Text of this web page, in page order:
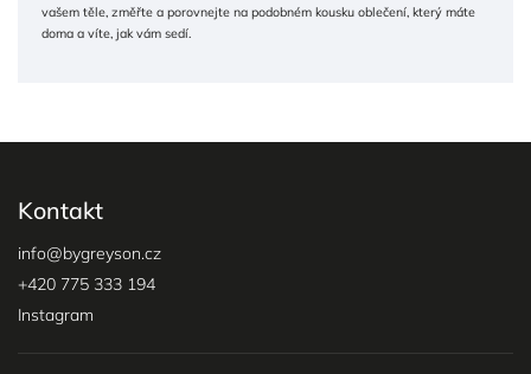
vašem těle, změřte a porovnejte na podobném kousku oblečení, který máte
doma a víte, jak vám sedí.
Kontakt
info@bygreyson.cz
+420 775 333 194
Instagram